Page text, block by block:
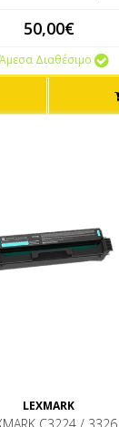
50,00€
Άμεσα Διαθέσιμο
LEXMARK